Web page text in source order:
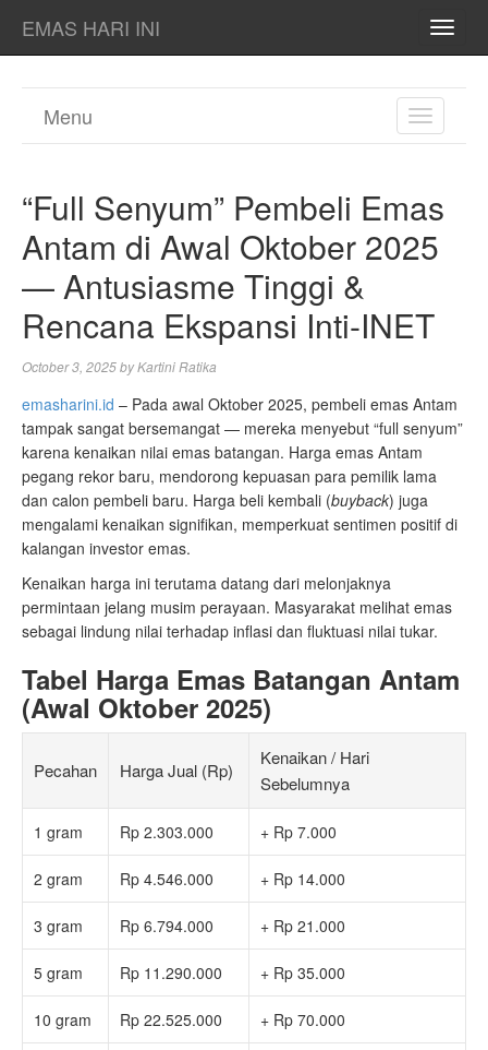
EMAS HARI INI
TOGGLE
Menu
“Full Senyum” Pembeli Emas
Antam di Awal Oktober 2025
— Antusiasme Tinggi &
Rencana Ekspansi Inti-INET
October 3, 2025byKartini Ratika
emasharini.id – Pada awal Oktober 2025, pembeli emas Antam
tampak sangat bersemangat — mereka menyebut “full senyum”
karena kenaikan nilai emas batangan. Harga emas Antam
pegang rekor baru, mendorong kepuasan para pemilik lama
dan calon pembeli baru. Harga beli kembali (buyback) juga
mengalami kenaikan signifikan, memperkuat sentimen positif di
kalangan investor emas.
Kenaikan harga ini terutama datang dari melonjaknya
permintaan jelang musim perayaan. Masyarakat melihat emas
sebagai lindung nilai terhadap inflasi dan fluktuasi nilai tukar.
Tabel Harga Emas Batangan Antam
(Awal Oktober 2025)
Pecahan Harga Jual (Rp)
Kenaikan / Hari
Sebelumnya
1 gram Rp 2.303.000 + Rp 7.000
2 gram Rp 4.546.000 + Rp 14.000
3 gram Rp 6.794.000 + Rp 21.000
5 gram Rp 11.290.000 + Rp 35.000
10 gram Rp 22.525.000 + Rp 70.000